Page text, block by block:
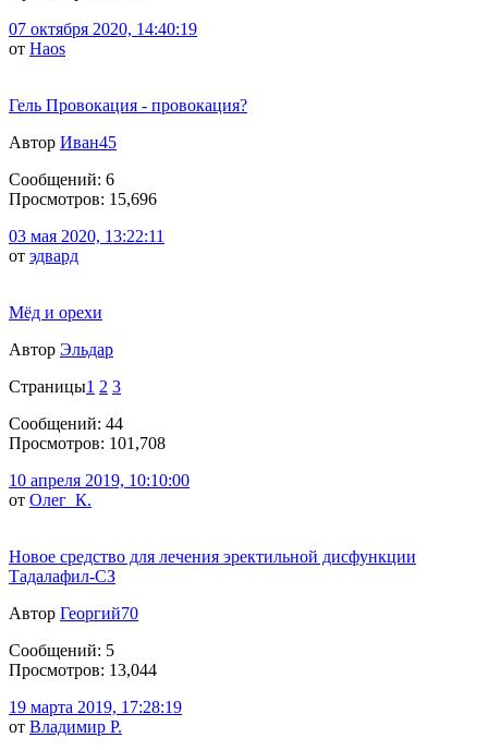
07 октября 2020, 14:40:19
от Haos
Гель Провокация - провокация?
Автор Иван45
Сообщений: 6
Просмотров: 15,696
03 мая 2020, 13:22:11
от эдвард
Мёд и орехи
Автор Эльдар
Страницы1 2 3
Сообщений: 44
Просмотров: 101,708
10 апреля 2019, 10:10:00
от Олег_К.
Новое средство для лечения эректильной дисфункции
Тадалафил-СЗ
Автор Георгий70
Сообщений: 5
Просмотров: 13,044
19 марта 2019, 17:28:19
от Владимир Р.